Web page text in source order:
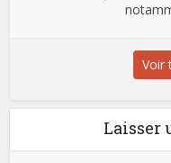
Voir
Laisser